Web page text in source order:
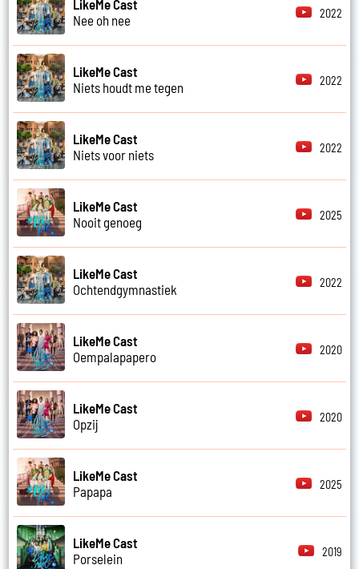
LikeMe Cast
Nee oh nee
2022
LikeMe Cast
Niets houdt me tegen
2022
LikeMe Cast
Niets voor niets
2022
LikeMe Cast
Nooit genoeg
2025
LikeMe Cast
Ochtendgymnastiek
2022
LikeMe Cast
Oempalapapero
2020
LikeMe Cast
Opzij
2020
LikeMe Cast
Papapa
2025
LikeMe Cast
Porselein
2019